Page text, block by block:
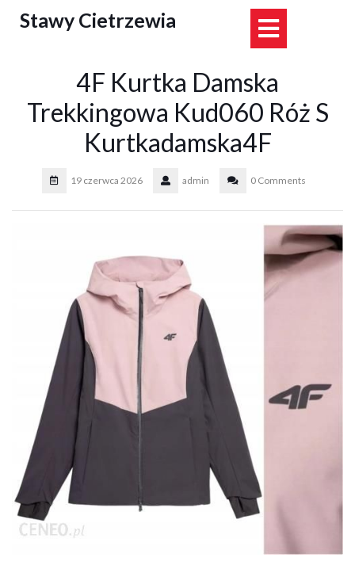
Stawy Cietrzewia
4F Kurtka Damska
Trekkingowa Kud060 Róż S
Kurtkadamska4F
19 czerwca 2026 admin 0 Comments